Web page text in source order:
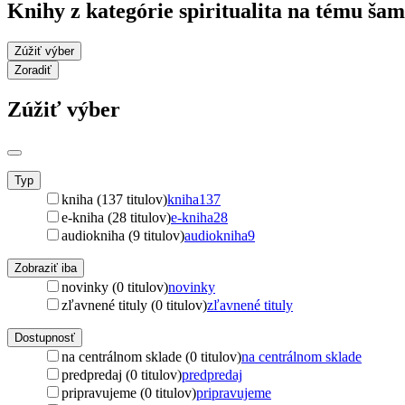
Knihy z kategórie spiritualita na tému
Zúžiť výber
Zoradiť
Zúžiť výber
Typ
kniha (137 titulov)kniha137
e-kniha (28 titulov)e-kniha28
audiokniha (9 titulov)audiokniha9
Zobraziť iba
novinky (0 titulov)novinky
zľavnené tituly (0 titulov)zľavnené tituly
Dostupnosť
na centrálnom sklade (0 titulov)na centrálnom sklade
predpredaj (0 titulov)predpredaj
pripravujeme (0 titulov)pripravujeme